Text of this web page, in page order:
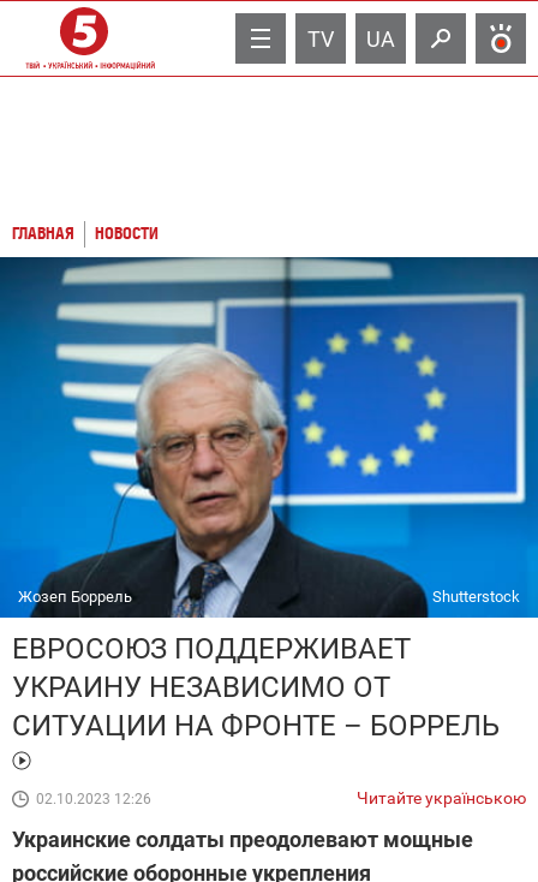
TV UA
ГЛАВНАЯ НОВОСТИ
Жозеп Боррель Shutterstock
ЕВРОСОЮЗ ПОДДЕРЖИВАЕТ
УКРАИНУ НЕЗАВИСИМО ОТ
СИТУАЦИИ НА ФРОНТЕ – БОРРЕЛЬ
02.10.2023 12:26 Читайте українською
Украинские солдаты преодолевают мощные
российские оборонные укрепления